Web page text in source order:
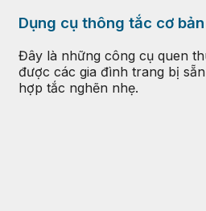
Dụng cụ thông tắc cơ
Đây là những công cụ quen
được các gia đình trang bị
hợp tắc nghẽn nhẹ.